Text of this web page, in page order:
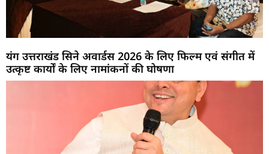
यंग उत्तराखंड सिने अवार्डस 2026 के लिए फिल्म एवं संगीत में
उत्कृष्ट कार्यों के लिए नामांकनों की घोषणा